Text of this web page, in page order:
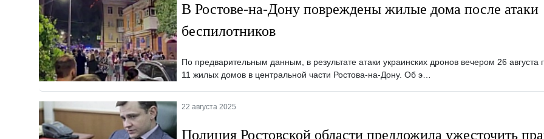
В Ростове-на-Дону повреждены жилые дома после атаки
беспилотников
По предварительным данным, в результате атаки украинских дронов вечером 26 августа
11 жилых домов в центральной части Ростова-на-Дону. Об э…
22 августа 2025
Полиция Ростовской области предложила ужесточить